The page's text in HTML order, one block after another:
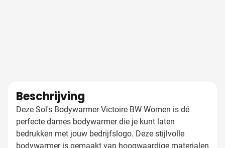
Beschrijving
Deze Sol's Bodywarmer Victoire BW Women is dé
perfecte dames bodywarmer die je kunt laten
bedrukken met jouw bedrijfslogo. Deze stijlvolle
bodywarmer is gemaakt van hoogwaardige materialen